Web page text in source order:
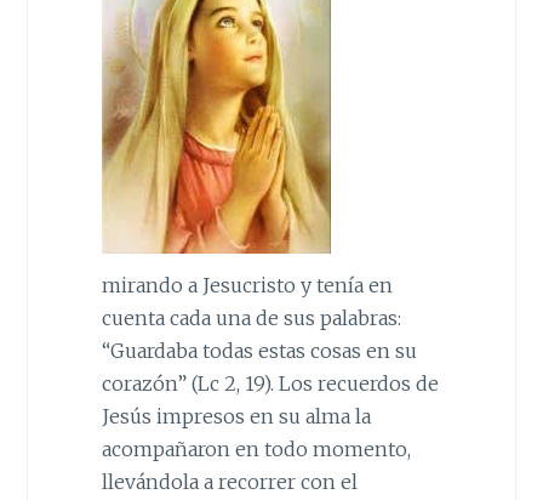
mirando a Jesucristo y tenía en
cuenta cada una de sus palabras:
“Guardaba todas estas cosas en su
corazón” (Lc 2, 19). Los recuerdos de
Jesús impresos en su alma la
acompañaron en todo momento,
llevándola a recorrer con el